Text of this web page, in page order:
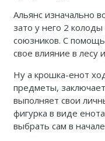
Альянс изначально
зато у него 2
союзников. С
свое влияние в лесу
Ну а крошка-енот
предметы,
выполняет свои
фигурка в виде
выбрать сам в